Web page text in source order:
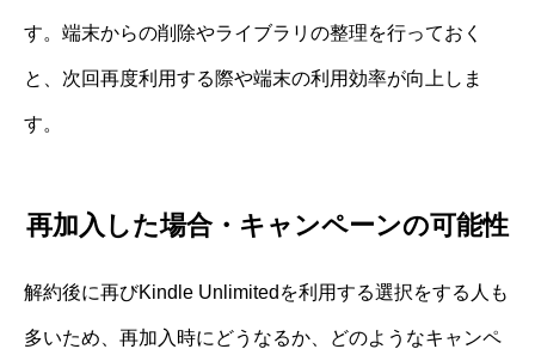
す。端末からの削除やライブラリの整理を行っておく
と、次回再度利用する際や端末の利用効率が向上しま
す。
再加入した場合・キャンペーンの可能性
解約後に再びKindle Unlimitedを利用する選択をする人も
多いため、再加入時にどうなるか、どのようなキャンペ